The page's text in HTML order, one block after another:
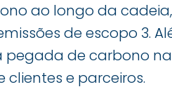
ao longo da
de escopo 3.
de carbono
clientes e parceiros.